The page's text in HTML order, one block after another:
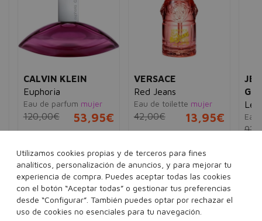
VERSACE
Red Jeans
Eau de toilette mujer
42,00€ 13,95€
Añadir a la cesta
JEAN PAUL
GAULTIER
Le Male
Eau de toilette hombre
92,00€ 75,95€
40 ml 75 ml 125 ml
200 ml Ver 2 sets
Añadir a la cesta
Utilizamos cookies propias y de terceros para fines
analíticos, personalización de anuncios, y para mejorar tu
experiencia de compra. Puedes aceptar todas las cookies
con el botón “Aceptar todas” o gestionar tus preferencias
desde “Configurar”. También puedes optar por rechazar el
uso de cookies no esenciales para tu navegación.